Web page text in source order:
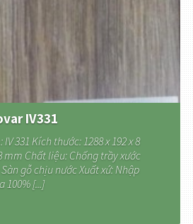
IV331
331 Kích thước: 1288 x 192 x 8
mm Chất liệu: Chống trầy xước
gỗ chịu nước Xuất xứ: Nhập
100% [...]